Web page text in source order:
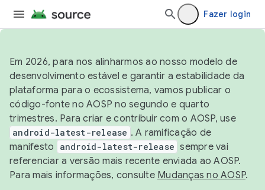
Fazer login
Em 2026, para nos alinharmos ao nosso modelo de
desenvolvimento estável e garantir a estabilidade da
plataforma para o ecossistema, vamos publicar o
código-fonte no AOSP no segundo e quarto
trimestres. Para criar e contribuir com o AOSP, use
android-latest-release . A ramificação de
manifesto
android-latest-release sempre vai
referenciar a versão mais recente enviada ao AOSP.
Para mais informações, consulte Mudanças no AOSP.